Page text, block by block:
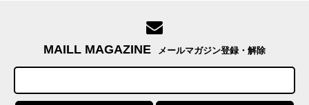
MAILL MAGAZINE メールマガジン登録・解除